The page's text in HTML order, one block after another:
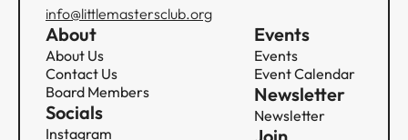
info@littlemastersclub.org
About
About Us
Contact Us
Board Members
Socials
Instagram
Events
Events
Event Calendar
Newsletter
Newsletter